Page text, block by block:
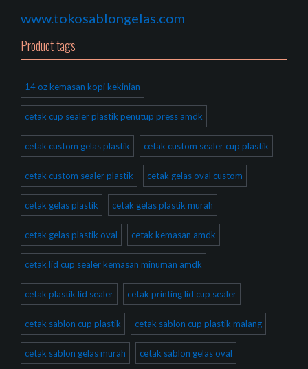
www.tokosablongelas.com
Product tags
14 oz kemasan kopi kekinian
cetak cup sealer plastik penutup press amdk
cetak custom gelas plastik cetak custom sealer cup plastik
cetak custom sealer plastik cetak gelas oval custom
cetak gelas plastik cetak gelas plastik murah
cetak gelas plastik oval cetak kemasan amdk
cetak lid cup sealer kemasan minuman amdk
cetak plastik lid sealer cetak printing lid cup sealer
cetak sablon cup plastik cetak sablon cup plastik malang
cetak sablon gelas murah cetak sablon gelas oval